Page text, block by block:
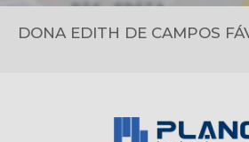
DONA EDITH DE CAMPOS